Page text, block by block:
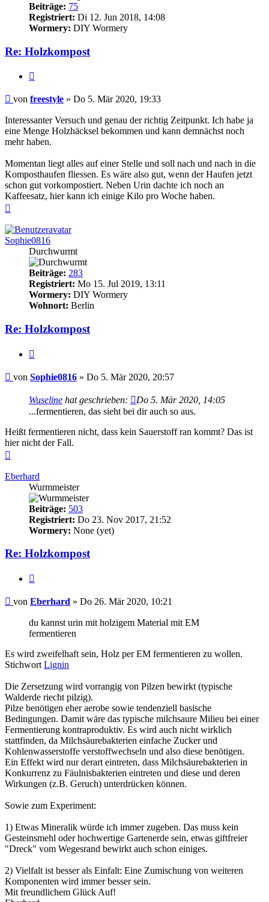
Beiträge: 75
Registriert: Di 12. Jun 2018, 14:08
Wormery: DIY Wormery
Re: Holzkompost
Beitrag
von freestyle » Do 5. Mär 2020, 19:33
Interessanter Versuch und genau der richtig Zeitpunkt. Ich habe ja
eine Menge Holzhäcksel bekommen und kann demnächst noch
mehr haben.
Momentan liegt alles auf einer Stelle und soll nach und nach in die
Komposthaufen fliessen. Es wäre also gut, wenn der Haufen jetzt
schon gut vorkompostiert. Neben Urin dachte ich noch an
Kaffeesatz, hier kann ich einige Kilo pro Woche haben.
Sophie0816
Durchwurmt
Beiträge: 283
Registriert: Mo 15. Jul 2019, 13:11
Wormery: DIY Wormery
Wohnort: Berlin
Re: Holzkompost
Beitrag
von Sophie0816 » Do 5. Mär 2020, 20:57
Wuseline hat geschrieben:
Do 5. Mär 2020, 14:05
...fermentieren, das sieht bei dir auch so aus.
Heißt fermentieren nicht, dass kein Sauerstoff ran kommt? Das ist
hier nicht der Fall.
Eberhard
Wurmmeister
Beiträge: 503
Registriert: Do 23. Nov 2017, 21:52
Wormery: None (yet)
Re: Holzkompost
Beitrag
von Eberhard » Do 26. Mär 2020, 10:21
du kannst urin mit holzigem Material mit EM
fermentieren
Es wird zweifelhaft sein, Holz per EM fermentieren zu wollen.
Stichwort Lignin
Die Zersetzung wird vorrangig von Pilzen bewirkt (typische
Walderde riecht pilzig).
Pilze benötigen eher aerobe sowie tendenziell basische
Bedingungen. Damit wäre das typische milchsaure Milieu bei einer
Fermentierung kontraproduktiv. Es wird auch nicht wirklich
stattfinden, da Milchsäurebakterien einfache Zucker und
Kohlenwasserstoffe verstoffwechseln und also diese benötigen.
Ein Effekt wird nur derart eintreten, dass Milchsäurebakterien in
Konkurrenz zu Fäulnisbakterien eintreten und diese und deren
Wirkungen (z.B. Geruch) unterdrücken können.
Sowie zum Experiment:
1) Etwas Mineralik würde ich immer zugeben. Das muss kein
Gesteinsmehl oder hochwertige Gartenerde sein, etwas giftfreier
"Dreck" vom Wegesrand bewirkt auch schon einiges.
2) Vielfalt ist besser als Einfalt: Eine Zumischung von weiteren
Komponenten wird immer besser sein.
Mit freundlichem Glück Auf!